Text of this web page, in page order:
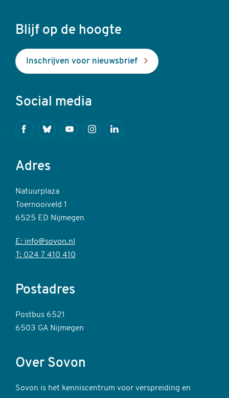
Blijf op de hoogte
Inschrijven voor nieuwsbrief
Social media
FacebookBlueskyYoutubeInstagramLinkedin
Adres
Natuurplaza
Toernooiveld 1
6525 ED Nijmegen
E: info@sovon.nl
T: 024 7 410 410
Postadres
Postbus 6521
6503 GA Nijmegen
Over Sovon
Sovon is het kenniscentrum voor verspreiding en